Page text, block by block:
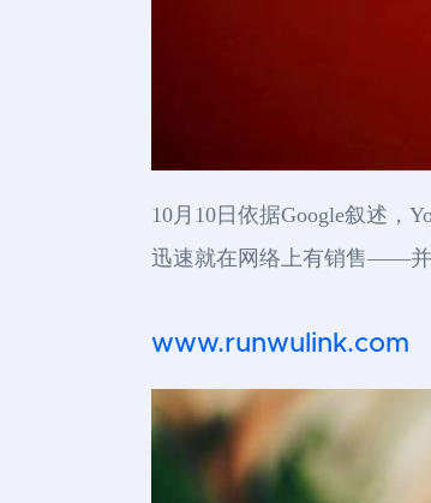
10月10日依据Google叙述，
迅速就在网络上有销售——并
www.runwulink.com